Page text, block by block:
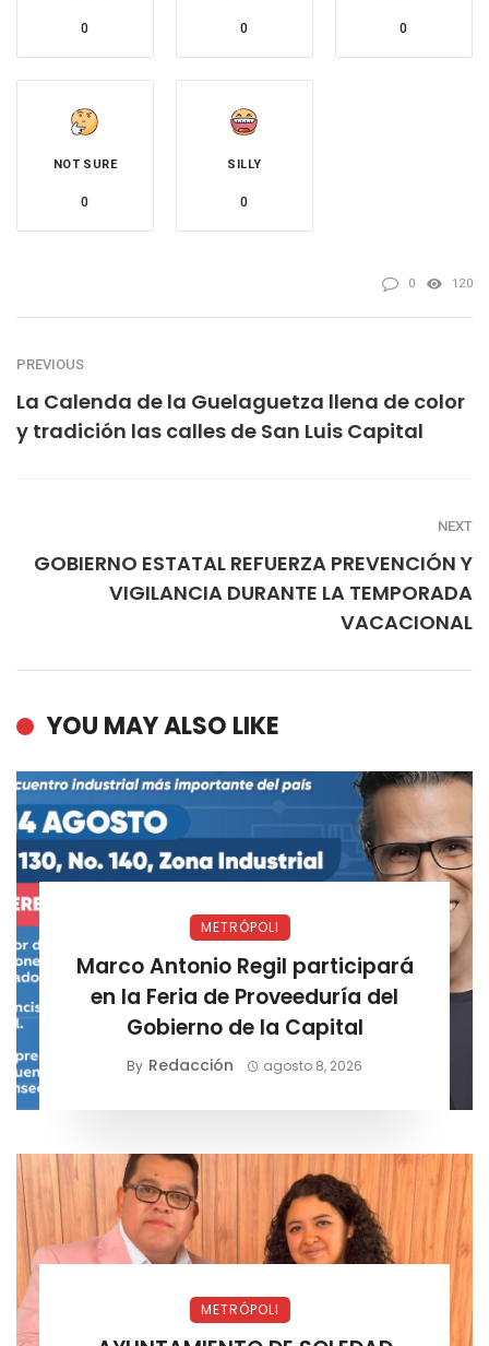
0 0 0
NOT SURE
0
SILLY
0
0 120
PREVIOUS
La Calenda de la Guelaguetza llena de color
y tradición las calles de San Luis Capital
NEXT
GOBIERNO ESTATAL REFUERZA PREVENCIÓN Y
VIGILANCIA DURANTE LA TEMPORADA
VACACIONAL
YOU MAY ALSO LIKE
METRÓPOLI
Marco Antonio Regil participará
en la Feria de Proveeduría del
Gobierno de la Capital
By Redacción agosto 8, 2026
METRÓPOLI